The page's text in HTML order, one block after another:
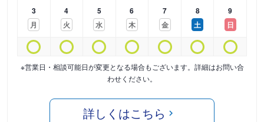
3
月
4
火
5
水
6
木
7
金
8
土
9
日
※営業日・相談可能日が変更となる場合もございます。詳細はお問い合
わせください。
詳しくはこちら